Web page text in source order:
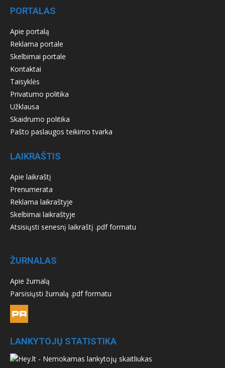
PORTALAS
Apie portalą
Reklama portale
Skelbimai portale
Kontaktai
Taisyklės
Privatumo politika
Užklausa
Skaidrumo politika
Pašto paslaugos teikimo tvarka
LAIKRAŠTIS
Apie laikraštį
Prenumerata
Reklama laikraštyje
Skelbimai laikraštyje
Atsisiųsti senesnį laikraštį .pdf formatu
ŽURNALAS
Apie žurnalą
Parsisiųsti žurnalą .pdf formatu
LANKYTOJŲ STATISTIKA